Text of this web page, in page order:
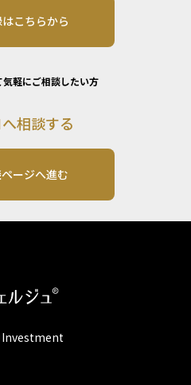
こちらから
軽にご相談したい方
相談する
ージへ進む
Investment